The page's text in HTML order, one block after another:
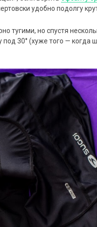
удобно подолгу
тугими, но спустя
30° (хуже того — когда